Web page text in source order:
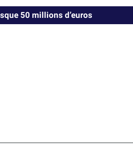
50 millions d’euros